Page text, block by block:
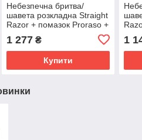
Небезпечна бритва/
шавета розкладна Straight
Razor + помазок Proraso +
Wilkinson Sword для
чутливої шкіри 125 г
1 277₴
Купити
1